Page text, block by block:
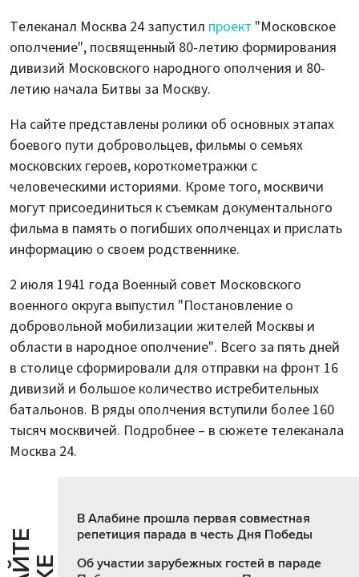
Телеканал Москва 24 запустил проект "Московское
ополчение", посвященный 80-летию формирования
дивизий Московского народного ополчения и 80-
летию начала Битвы за Москву.
На сайте представлены ролики об основных этапах
боевого пути добровольцев, фильмы о семьях
московских героев, короткометражки с
человеческими историями. Кроме того, москвичи
могут присоединиться к съемкам документального
фильма в память о погибших ополченцах и прислать
информацию о своем родственнике.
2 июля 1941 года Военный совет Московского
военного округа выпустил "Постановление о
добровольной мобилизации жителей Москвы и
области в народное ополчение". Всего за пять дней
в столице сформировали для отправки на фронт 16
дивизий и большое количество истребительных
батальонов. В ряды ополчения вступили более 160
тысяч москвичей. Подробнее – в сюжете телеканала
Москва 24.
В Алабине прошла первая совместная
репетиция парада в честь Дня Победы
Об участии зарубежных гостей в параде